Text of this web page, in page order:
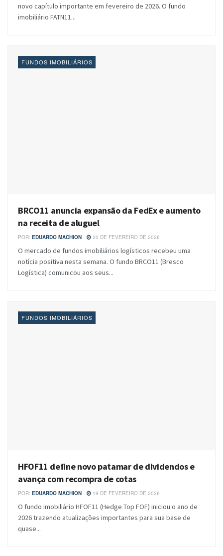
novo capítulo importante em fevereiro de 2026. O fundo
imobiliário FATN11...
FUNDOS IMOBILIÁRIOS
BRCO11 anuncia expansão da FedEx e aumento
na receita de aluguel
POR: EDUARDO MACHION 20 DE FEVEREIRO DE 2026
O mercado de fundos imobiliários logísticos recebeu uma
notícia positiva nesta semana. O fundo BRCO11 (Bresco
Logística) comunicou aos seus...
FUNDOS IMOBILIÁRIOS
HFOF11 define novo patamar de dividendos e
avança com recompra de cotas
POR: EDUARDO MACHION 19 DE FEVEREIRO DE 2026
O fundo imobiliário HFOF11 (Hedge Top FOF) iniciou o ano de
2026 trazendo atualizações importantes para sua base de
quase...